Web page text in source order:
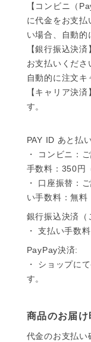
【コンビニ（
に代金をお支払
い場合、自動的
【銀行振込決
お支払いくださ
自動的に注文キ
【キャリア決
す。
PAY ID あと払
・ コンビニ：
手数料：350円
・ 口座振替：
い手数料：無料
銀行振込決済（
・ 支払い手数
PayPay決済:
・ ショップに
す。
商品のお届け
代金のお支払い